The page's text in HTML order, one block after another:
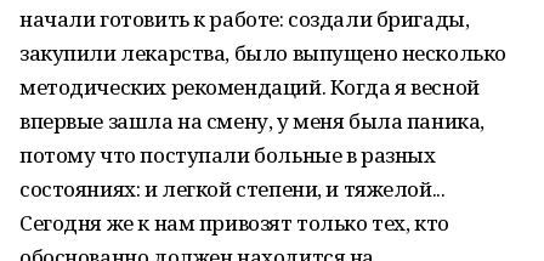
начали готовить к работе: создали бригады,
закупили лекарства, было выпущено несколько
методических рекомендаций. Когда я весной
впервые зашла на смену, у меня была паника,
потому что поступали больные в разных
состояниях: и легкой степени, и тяжелой...
Сегодня же к нам привозят только тех, кто